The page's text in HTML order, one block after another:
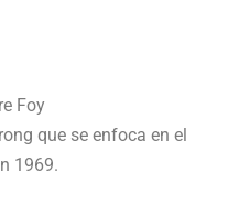
Foy
que se enfoca en el
1969.